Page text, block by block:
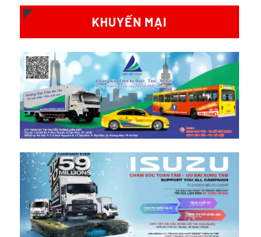
So sánh xe tải SRM T35 và
SRM K990: Khác biệt gì và
Xem chi tiết >>
So sánh xe tải SRM T35 và
Tera 100s: Nên chọn dòng
nào?
Xem chi tiết >>
Nên mua xe tải SRM T30 vs
Suzuki Carry Pro? So sánh chi
tiết
Xem chi tiết >>
KHUYẾN MẠI